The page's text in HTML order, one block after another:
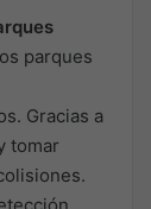
parques
Gracias a
tomar